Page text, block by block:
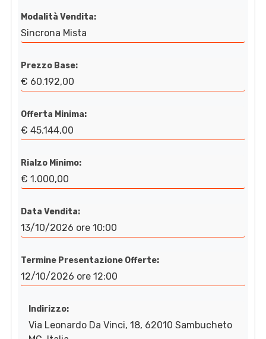
Modalità Vendita:
Sincrona Mista
Prezzo Base:
€ 60.192,00
Offerta Minima:
€ 45.144,00
Rialzo Minimo:
€ 1.000,00
Data Vendita:
13/10/2026 ore 10:00
Termine Presentazione Offerte:
12/10/2026 ore 12:00
Indirizzo:
Via Leonardo Da Vinci, 18, 62010 Sambucheto